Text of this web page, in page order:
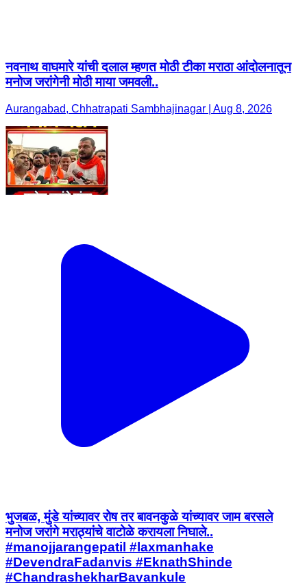
नवनाथ वाघमारे यांची दलाल म्हणत मोठी टीका मराठा आंदोलनातून
मनोज जरांगेनी मोठी माया जमवली..
Aurangabad, Chhatrapati Sambhajinagar | Aug 8, 2026
भुजबळ, मुंडे यांच्यावर रोष तर बावनकुळे यांच्यावर जाम बरसले
मनोज जरांगे मराठ्यांचे वाटोळे करायला निघाले..
#manojjarangepatil #laxmanhake
#DevendraFadanvis #EknathShinde
#ChandrashekharBavankule